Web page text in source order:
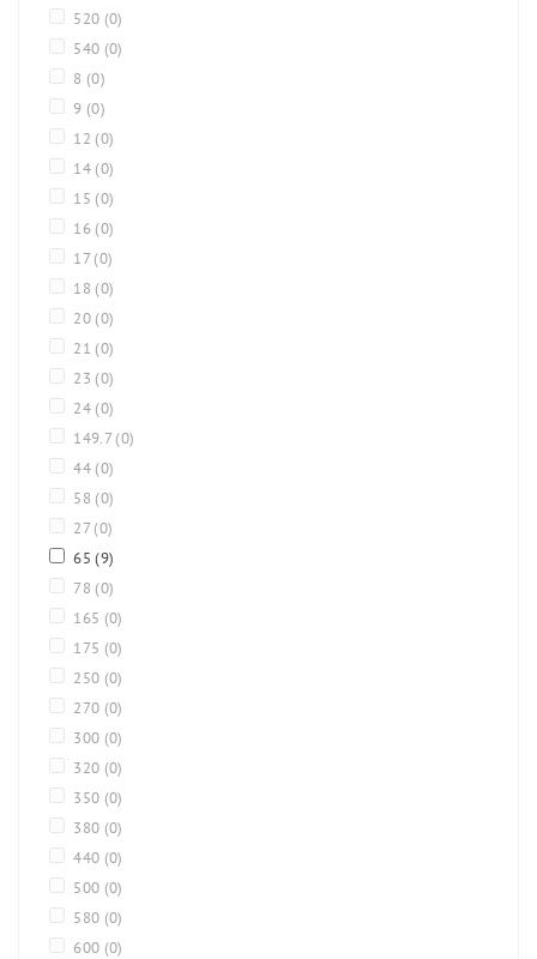
520 (0)
540 (0)
8 (0)
9 (0)
12 (0)
14 (0)
15 (0)
16 (0)
17 (0)
18 (0)
20 (0)
21 (0)
23 (0)
24 (0)
149.7 (0)
44 (0)
58 (0)
27 (0)
65(9)
78 (0)
165 (0)
175 (0)
250 (0)
270 (0)
300 (0)
320 (0)
350 (0)
380 (0)
440 (0)
500 (0)
580 (0)
600 (0)